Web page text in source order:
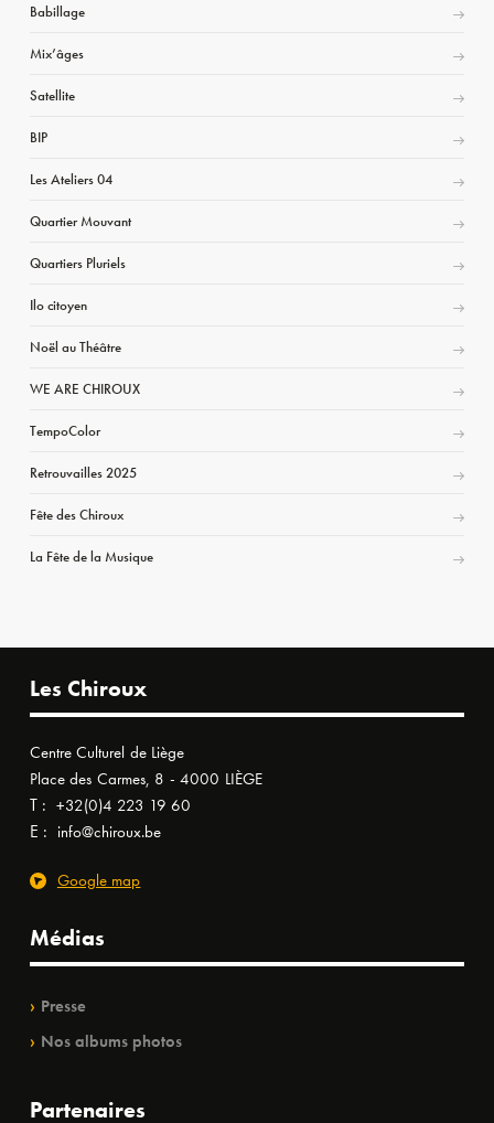
Babillage
Mix’âges
Satellite
BIP
Les Ateliers 04
Quartier Mouvant
Quartiers Pluriels
Ilo citoyen
Noël au Théâtre
WE ARE CHIROUX
TempoColor
Retrouvailles 2025
Fête des Chiroux
La Fête de la Musique
Les Chiroux
Centre Culturel de Liège
Place des Carmes, 8 - 4000 LIÈGE
T : +32(0)4 223 19 60
E : info@chiroux.be
Google map
Médias
Presse
Nos albums photos
Partenaires